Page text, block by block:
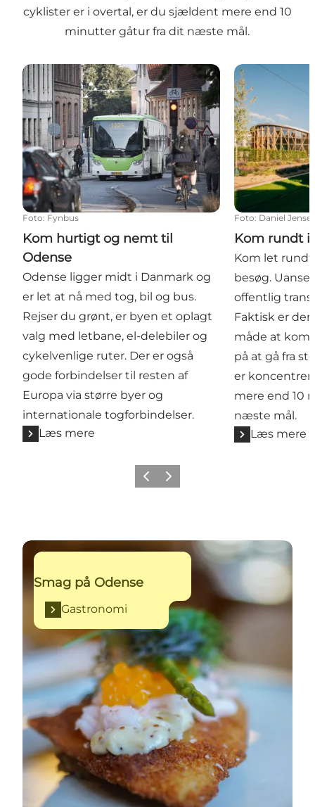
cyklister er i overtal, er du sjældent mere end 10
minutter gåtur fra dit næste mål.
Kom hurtigt og nemt til Odense
Foto: Fynbus
Kom hurtigt og nemt til
Odense
Odense ligger midt i Danmark og
er let at nå med tog, bil og bus.
Rejser du grønt, er byen et oplagt
valg med letbane, el-delebiler og
cykelvenlige ruter. Der er også
gode forbindelser til resten af
Europa via større byer og
internationale togforbindelser.
Læs mere
Kom rundt i
Foto: Daniel
Kom rundt i
Kom let
besøg.
offentlig
Faktisk er
måde at
på at gå fra
er
mere end 10
næste mål.
Læs mere
ForrigeNæste
Gastronomi
Smag på Odense
Gastronomi